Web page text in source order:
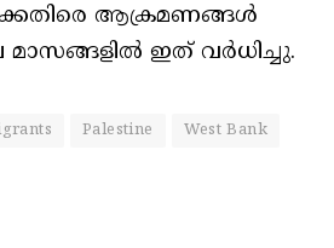
ആക്രമണങ്ങള്‍
ഇത് വര്‍ധിച്ചു.
Palestine West Bank